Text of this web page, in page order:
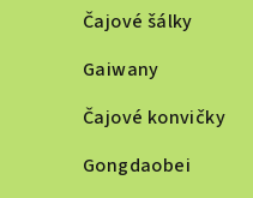
Čajové šálky
Gaiwany
Čajové konvičky
Gongdaobei